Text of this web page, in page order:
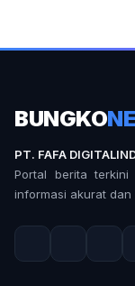
BUNGKO
PT. FAFA
Portal berita terkini
informasi akurat dan